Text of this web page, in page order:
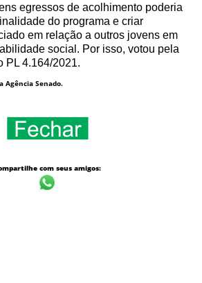
egressos de acolhimento poderia
do programa e criar
em relação a outros jovens em
social. Por isso, votou pela
PL 4.164/2021.
Agência Senado.
com seus amigos: